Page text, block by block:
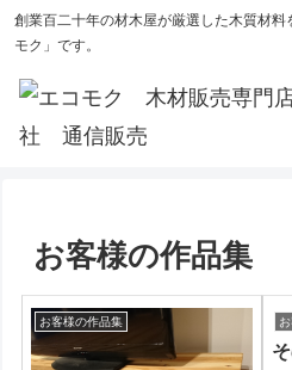
創業百二十年の材木屋が厳選した木質材
モク」です。
お客様の作品集
お客様の作品集